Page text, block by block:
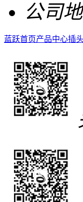
公司地
蓝跃首页产品中心插